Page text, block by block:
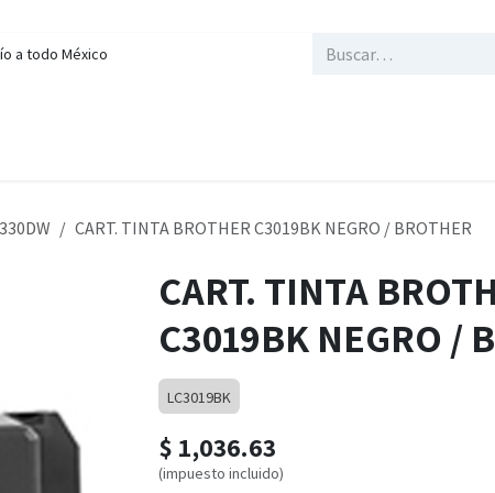
a todo México
CART. TINTA BROTHER C3019BK NEGRO / BROTHER
CART. TINTA
C3019BK NEGRO /
LC3019BK
$ 1,036.63
(impuesto incluido)